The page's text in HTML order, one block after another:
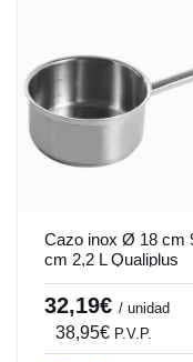
Cazo inox Ø 18 cm
cm 2,2 L Qualiplus
Pro.cooker
32,19€ / unidad
38,95€ P.V.P.